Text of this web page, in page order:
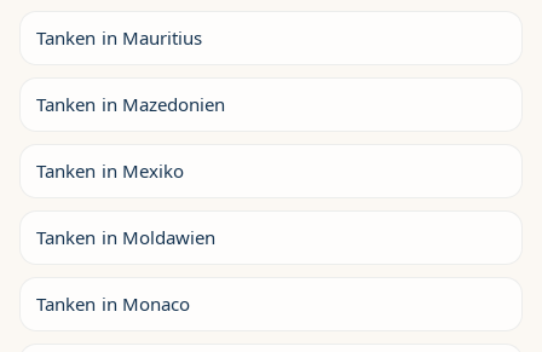
Tanken in Mauritius
Tanken in Mazedonien
Tanken in Mexiko
Tanken in Moldawien
Tanken in Monaco